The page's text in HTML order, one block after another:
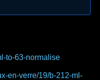
to-63-normalise
en-verre/19/b-212-ml-